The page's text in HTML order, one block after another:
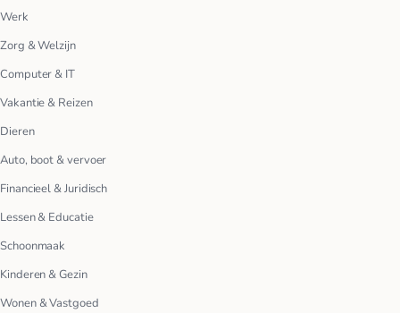
Werk
Zorg & Welzijn
Computer & IT
Vakantie & Reizen
Dieren
Auto, boot & vervoer
Financieel & Juridisch
Lessen & Educatie
Schoonmaak
Kinderen & Gezin
Wonen & Vastgoed